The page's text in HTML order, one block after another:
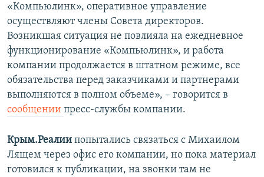
«Компьюлинк», оперативное управление
осуществляют члены Совета директоров.
Возникшая ситуация не повлияла на ежедневное
функционирование «Компьюлинк», и работа
компании продолжается в штатном режиме, все
обязательства перед заказчиками и партнерами
выполняются в полном объеме», – говорится в
сообщении пресс-службы компании.
Крым.Реалии попытались связаться с Михаилом
Лящем через офис его компании, но пока материал
готовился к публикации, на звонки там не